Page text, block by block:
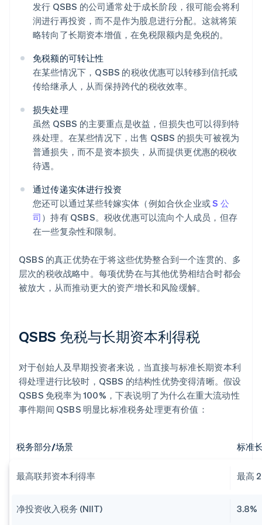
发行 QSBS 的公司通常处于成长阶段，很可能会将利
润进行再投资，而不是作为股息进行分配。这就将策
略转向了长期资本增值，在免税限额内是免税的。
免税额的可转让性
在某些情况下，QSBS 的税收优惠可以转移到信托或
传给继承人，从而保持跨代的税收效率。
损失处理
虽然 QSBS 的主要重点是收益，但损失也可以得到特
殊处理。在某些情况下，出售 QSBS 的损失可被视为
普通损失，而不是资本损失，从而提供更优惠的税收
待遇。
通过传递实体进行投资
您还可以通过某些转嫁实体（例如合伙企业或S 公
司 ）持有 QSBS。税收优惠可以流向个人成员，但存
在一些复杂性和限制。
QSBS 的真正优势在于将这些优势整合到一个连贯的、多
层次的税收战略中。每项优势在与其他优势相结合时都会
被放大，从而推动更大的资产增长和风险缓解。
QSBS 免税与长期资本利得税
对于创始人及早期投资者来说，当直接与标准长期资本利
得处理进行比较时，QSBS 的结构性优势变得清晰。假设
QSBS 免税率为 100%，下表说明了为什么在重大流动性
事件期间 QSBS 明显比标准税务处理更有价值：
税务部分/场景 标准
最高联邦资本利得率 最高
净投资收入税务 (NIIT) 3.8%